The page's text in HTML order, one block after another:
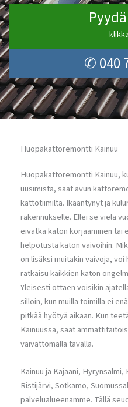
-
✆ 040
Huopakattoremontti Kainuu
Huopakattoremontti Kainuu,
uusimista, saat avun
kattotiimiltä. Ikääntynyt ja
rakennukselle. Ellei se vielä
eivätkä katon korjaaminen tai
helpotusta katon vaivoihin.
on lisäksi muitakin vaivoja,
ratkaisu kaikkien katon
Yleisesti ottaen voisikin
silloin, kun muilla toimilla ei
pitkää hyötyä aikaan. Kun
Kainuussa, saat
vaivattomalla tavalla.
Kainuu ja Kajaani,
Ristijärvi, Sotkamo,
palvelualueenamme. Tällä